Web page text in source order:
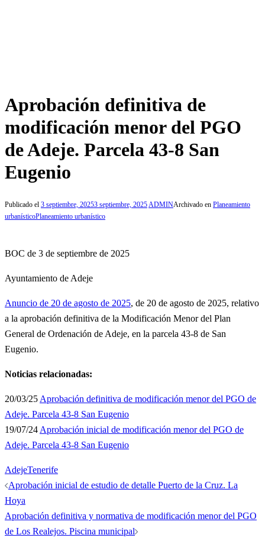
Aprobación definitiva de
modificación menor del PGO
de Adeje. Parcela 43-8 San
Eugenio
Publicado el 3 septiembre, 20253 septiembre, 2025ADMINArchivado en Planeamiento
urbanísticoPlaneamiento urbanístico
BOC de 3 de septiembre de 2025
Ayuntamiento de Adeje
Anuncio de 20 de agosto de 2025, de 20 de agosto de 2025, relativo
a la aprobación definitiva de la Modificación Menor del Plan
General de Ordenación de Adeje, en la parcela 43-8 de San
Eugenio.
Noticias relacionadas:
20/03/25 Aprobación definitiva de modificación menor del PGO de
Adeje. Parcela 43-8 San Eugenio
19/07/24 Aprobación inicial de modificación menor del PGO de
Adeje. Parcela 43-8 San Eugenio
AdejeTenerife
Navegación
de
entradas
Aprobación inicial de estudio de detalle Puerto de la Cruz. La
Hoya
Aprobación definitiva y normativa de modificación menor del PGO
de Los Realejos. Piscina municipal